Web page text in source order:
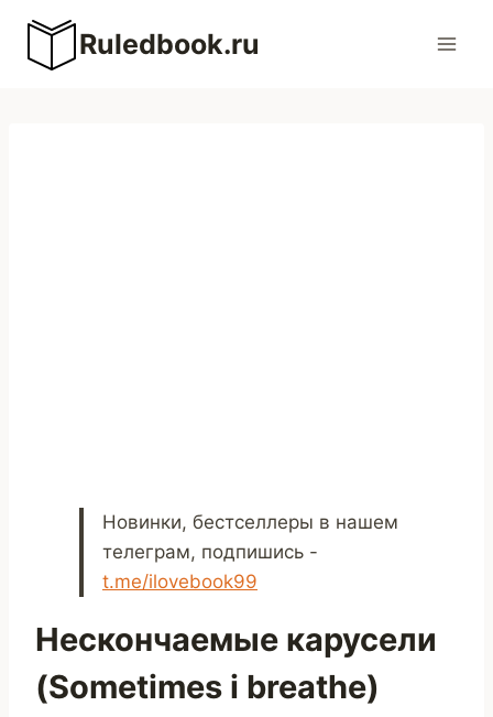
Перейти
содержимому
Ruledbook.ru
Новинки, бестселлеры в нашем
телеграм, подпишись -
t.me/ilovebook99
Нескончаемые карусели
(Sometimes i breathe)